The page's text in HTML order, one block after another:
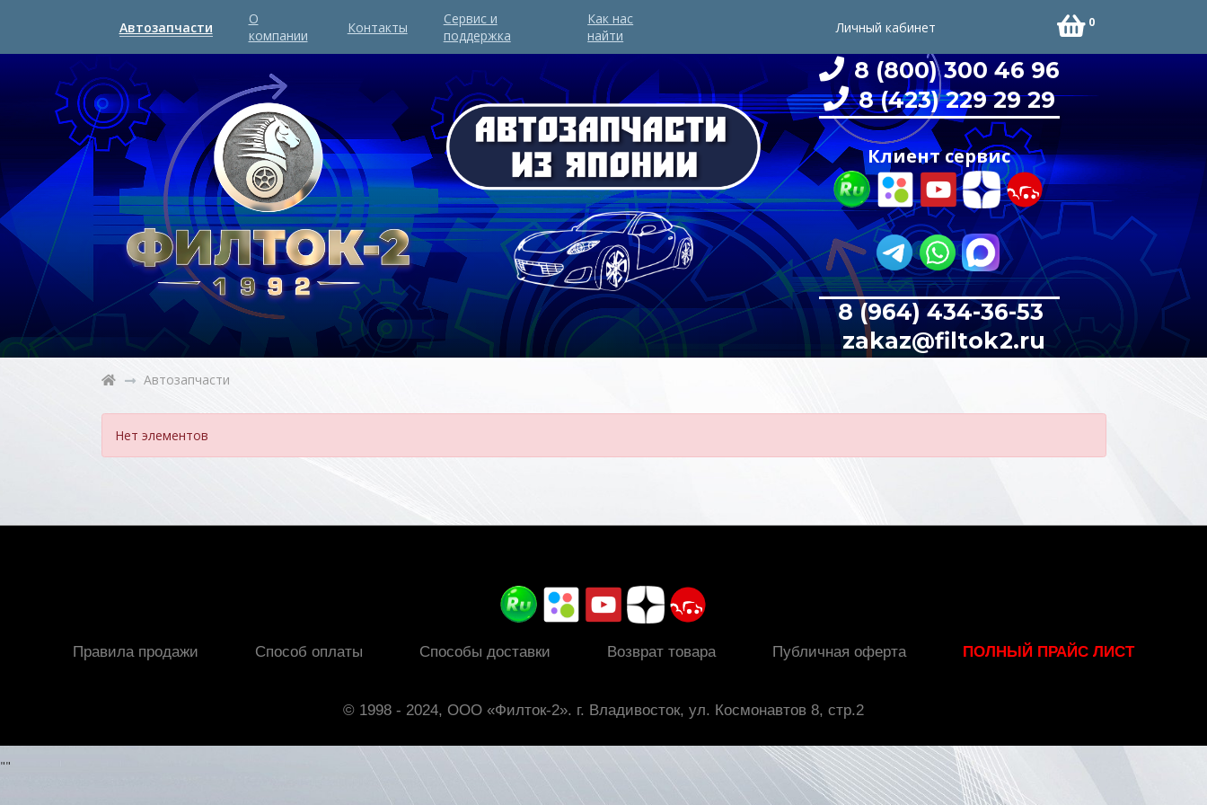
Автозапчасти
О
компании
Контакты
Сервис и
поддержка
Как нас
найти
Личный кабинет 0
8 (800) 300 46 96
8 (423) 229 29 29
Клиент сервис
8 (964) 434-36-53
zakaz@filtok2.ru
Автозапчасти
Нет элементов
Правила продажи Способ оплаты Способы доставки Возврат товара Публичная оферта ПОЛНЫЙ ПРАЙС ЛИСТ
© 1998 - 2024, ООО «Филток-2». г. Владивосток, ул. Космонавтов 8, стр.2
""